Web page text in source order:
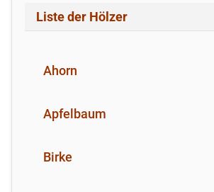
Liste der Hölzer
Ahorn
Apfelbaum
Birke